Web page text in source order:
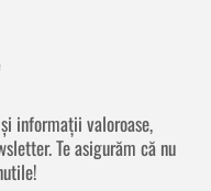
informații valoroase,
Te asigurăm că nu